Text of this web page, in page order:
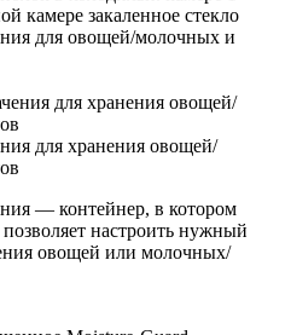
камере закаленное стекло
для овощей/молочных и
для хранения овощей/
— контейнер, в котором
настроить нужный
овощей или молочных/